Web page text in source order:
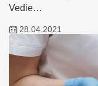
Vedie…
28.04.2021